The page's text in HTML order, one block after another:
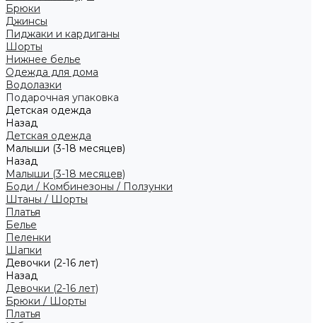
Брюки
Джинсы
Пиджаки и кардиганы
Шорты
Нижнее белье
Одежда для дома
Водолазки
Подарочная упаковка
Детская одежда
Назад
Детская одежда
Малыши (3-18 месяцев)
Назад
Малыши (3-18 месяцев)
Боди / Комбинезоны / Ползунки
Штаны / Шорты
Платья
Белье
Пеленки
Шапки
Девочки (2-16 лет)
Назад
Девочки (2-16 лет)
Брюки / Шорты
Платья